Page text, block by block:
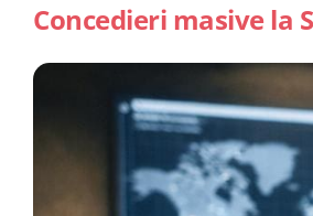
Concedieri masive la